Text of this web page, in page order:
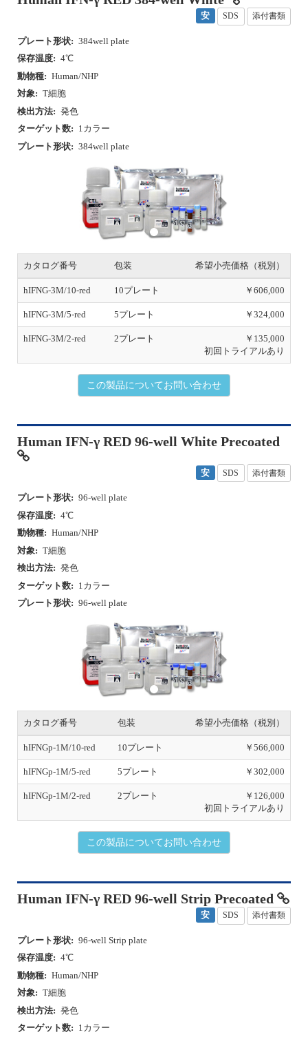
安 SDS 添付書類
プレート形状: 384well plate
保存温度: 4℃
動物種: Human/NHP
対象: T細胞
検出方法: 発色
ターゲット数: 1カラー
プレート形状: 384well plate
P
e
v
i
o
s
e
t
カタログ番号 包装 希望小売価格（税別）
hIFNG-3M/10-red 10プレート ￥606,000
hIFNG-3M/5-red 5プレート ￥324,000
hIFNG-3M/2-red 2プレート
￥135,000
初回トライアルあり
この製品についてお問い合わせ
Human IFN-γ RED 96-well White Precoated
安 SDS 添付書類
プレート形状: 96-well plate
保存温度: 4℃
動物種: Human/NHP
対象: T細胞
検出方法: 発色
ターゲット数: 1カラー
プレート形状: 96-well plate
e
v
i
o
s
e
t
カタログ番号 包装 希望小売価格（税別）
hIFNGp-1M/10-red 10プレート ￥566,000
hIFNGp-1M/5-red 5プレート ￥302,000
hIFNGp-1M/2-red 2プレート
￥126,000
初回トライアルあり
この製品についてお問い合わせ
Human IFN-γ RED 96-well Strip Precoated
安 SDS 添付書類
プレート形状: 96-well Strip plate
保存温度: 4℃
動物種: Human/NHP
対象: T細胞
検出方法: 発色
ターゲット数: 1カラー